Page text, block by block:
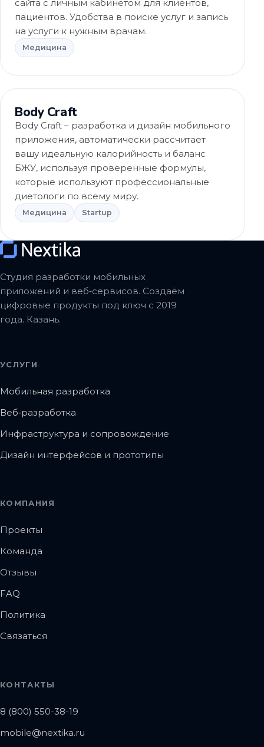
сайта с личным кабинетом для клиентов,
пациентов. Удобства в поиске услуг и запись
на услуги к нужным врачам.
Медицина
Медицина
Body Craft
Body Craft – разработка и дизайн мобильного
приложения, автоматически рассчитает
вашу идеальную калорийность и баланс
БЖУ, используя проверенные формулы,
которые используют профессиональные
диетологи по всему миру.
Медицина Startup
Студия разработки мобильных
приложений и веб‑сервисов. Создаём
цифровые продукты под ключ с 2019
года. Казань.
УСЛУГИ
Мобильная разработка
Веб‑разработка
Инфраструктура и сопровождение
Дизайн интерфейсов и прототипы
КОМПАНИЯ
Проекты
Команда
Отзывы
FAQ
Политика
Связаться
КОНТАКТЫ
8 (800) 550-38-19
mobile@nextika.ru